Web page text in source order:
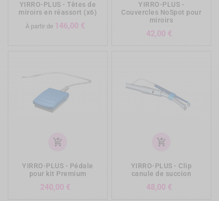
YIRRO-PLUS - Têtes de
miroirs en réassort (x6)
À partir de 146,00 €
YIRRO-PLUS -
Couvercles NoSpot pour
miroirs
42,00 €
add_shopping_cart
YIRRO-PLUS - Pédale
pour kit Premium
240,00 €
add_shopping_cart
YIRRO-PLUS - Clip
canule de succion
48,00 €